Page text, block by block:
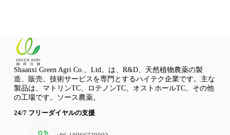
Shaanxi Green Agri Co.、Ltd。は、R&D、天然植物農薬の製
造、販売、技術サービスを専門とするハイテク企業です。主な
製品は、マトリンTC、ロテノンTC、オストホールTC、その他
の工場です。ソース農薬。
24/7 フリーダイヤルの支援